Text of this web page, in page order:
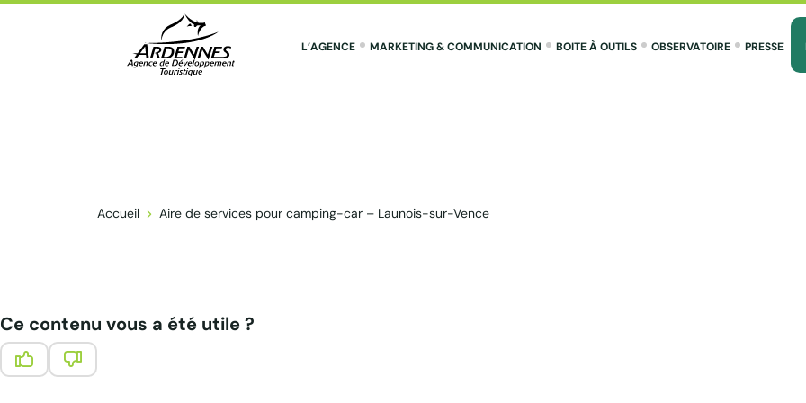
L’AGENCE MARKETING & COMMUNICATION BOITE À OUTILS OBSERVATOIRE PRESSE
Accueil Aire de services pour camping-car – Launois-sur-Vence
Ce contenu vous a été utile ?